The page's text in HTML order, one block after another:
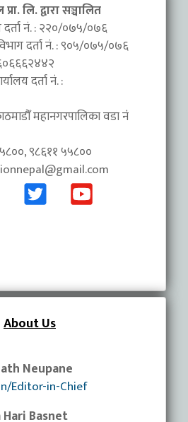
लि. द्वारा सञ्चालित
नं. : २२०/०७५/०७६
दर्ता नं. : ९०५/०७५/०७६
दर्ता नं. :
महानगरपालिका वडा नंं
९८६११ ५५८००
About Us
Neupane
Editor-in-Chief
Hari Basnet